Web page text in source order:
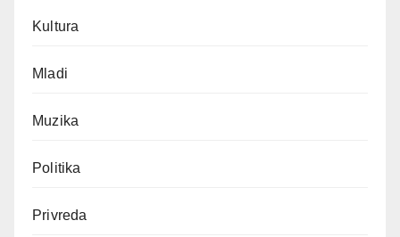
Kultura
Mladi
Muzika
Politika
Privreda